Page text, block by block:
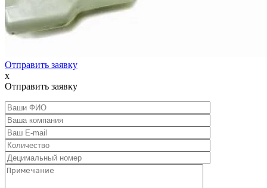
Отправить заявку
x
Отправить заявку